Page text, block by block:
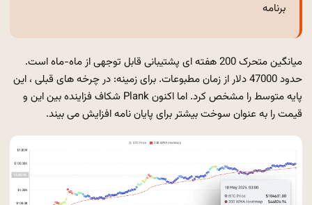
برنامه
میانگین متحرک 200 هفته ای پشتیبانی قابل توجهی از ماه-ماه است.
حدود 47000 دلار از زمان مطبوعات. برای زمینه: در چرخه های قبلی ، این
پایه متوسط ​​را مشخص کرد. اما اکنون Plank شکاف فزاینده بین این و
قیمت را به عنوان سوخت بیشتر برای پایان نامه افزایش می بیند.